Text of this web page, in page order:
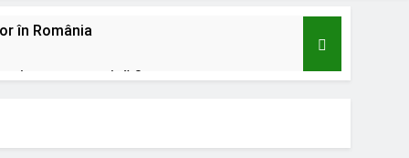
în România
mișcare tectonică ?